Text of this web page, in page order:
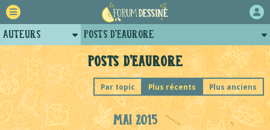
Posts d'Eaurore
Plus anciens
Plus récents
Par topic
Mai 2015
Auteurs
Retour
Forum
Projets
Tutoriels
Posts d'Eaurore
Profil d'Eaurore